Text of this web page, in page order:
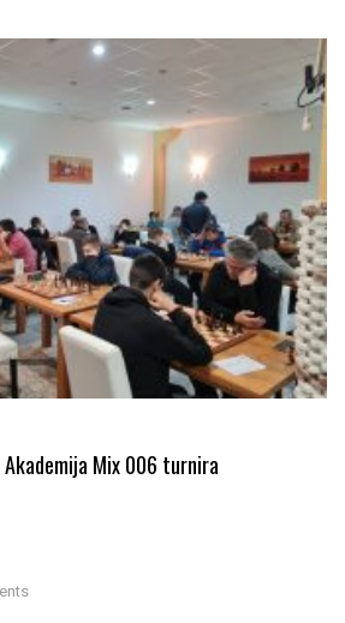
Akademija Mix 006 turnira